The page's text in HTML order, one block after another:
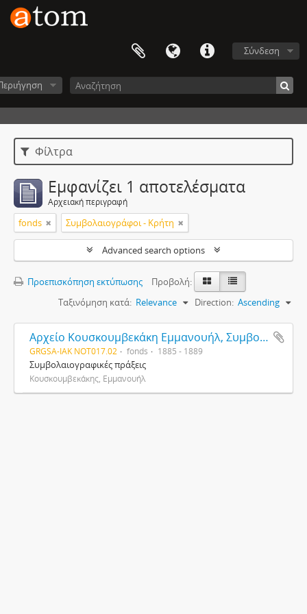
Σύνδεση
Φίλτρα
Εμφανίζει 1 αποτελέσματα
Αρχειακή περιγραφή
fonds Συμβολαιογράφοι - Κρήτη
Advanced search options
Προεπισκόπηση εκτύπωσης
Προβολή:
Ταξινόμηση κατά: Relevance Direction: Ascending
Αρχείο Κουσκουμβεκάκη Εμμανουήλ, Συμβολαιογράφου
GRGSA-IAK NOT017.02 fonds 1885 - 1889
Συμβολαιογραφικές πράξεις
Κουσκουμβεκάκης, Εμμανουήλ